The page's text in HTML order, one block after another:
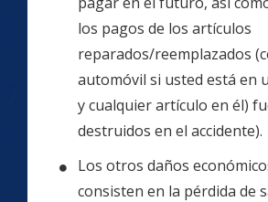
los pagos de los artículos
reparados/reemplazados
automóvil si usted está en
y cualquier artículo en él)
destruidos en el accidente).
Los otros daños
consisten en la pérdida de